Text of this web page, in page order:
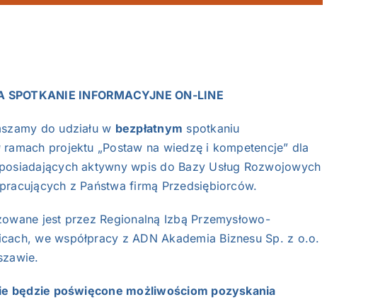
SPOTKANIE INFORMACYJNE ON-LINE
do udziału w bezpłatnym spotkaniu
projektu „Postaw na wiedzę i kompetencje” dla
aktywny wpis do Bazy Usług Rozwojowych
z Państwa firmą Przedsiębiorców.
jest przez Regionalną Izbą Przemysłowo-
we współpracy z ADN Akademia Biznesu Sp. z o.o.
będzie poświęcone możliwościom pozyskania